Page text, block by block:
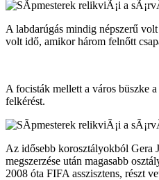
A labdarúgás mindig népszerű
volt idő, amikor három felnőtt
A focisták mellett a város büszke
felkérést.
Az idősebb korosztályokból Gera
megszerzése után magasabb
2008 óta FIFA asszisztens, részt